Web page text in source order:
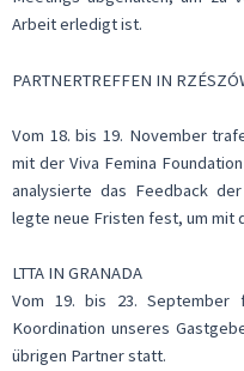
Arbeit erledigt ist.
PARTNERTREFFEN IN
Vom 18. bis 19. November
mit der Viva Femina
analysierte das Feedback
legte neue Fristen fest, um mit
LTTA IN GRANADA
Vom 19. bis 23. September
Koordination unseres
übrigen Partner statt.